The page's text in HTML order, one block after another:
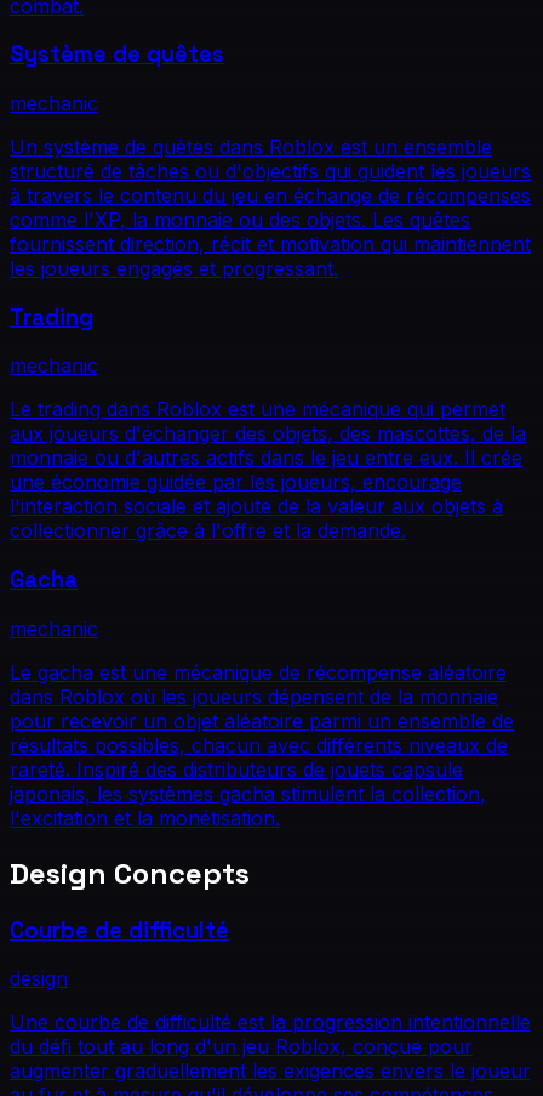
combat.
Système de quêtes
mechanic
Un système de quêtes dans Roblox est un ensemble
structuré de tâches ou d'objectifs qui guident les joueurs
à travers le contenu du jeu en échange de récompenses
comme l'XP, la monnaie ou des objets. Les quêtes
fournissent direction, récit et motivation qui maintiennent
les joueurs engagés et progressant.
Trading
mechanic
Le trading dans Roblox est une mécanique qui permet
aux joueurs d'échanger des objets, des mascottes, de la
monnaie ou d'autres actifs dans le jeu entre eux. Il crée
une économie guidée par les joueurs, encourage
l'interaction sociale et ajoute de la valeur aux objets à
collectionner grâce à l'offre et la demande.
Gacha
mechanic
Le gacha est une mécanique de récompense aléatoire
dans Roblox où les joueurs dépensent de la monnaie
pour recevoir un objet aléatoire parmi un ensemble de
résultats possibles, chacun avec différents niveaux de
rareté. Inspiré des distributeurs de jouets capsule
japonais, les systèmes gacha stimulent la collection,
l'excitation et la monétisation.
Design Concepts
Courbe de difficulté
design
Une courbe de difficulté est la progression intentionnelle
du défi tout au long d'un jeu Roblox, conçue pour
augmenter graduellement les exigences envers le joueur